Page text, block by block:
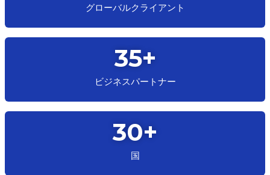
グローバルクライアント
35+
ビジネスパートナー
30+
国